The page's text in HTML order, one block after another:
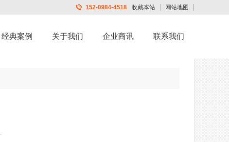
152-0984-4518 收藏本站 网站地图
经典案例 关于我们 企业商讯 联系我们